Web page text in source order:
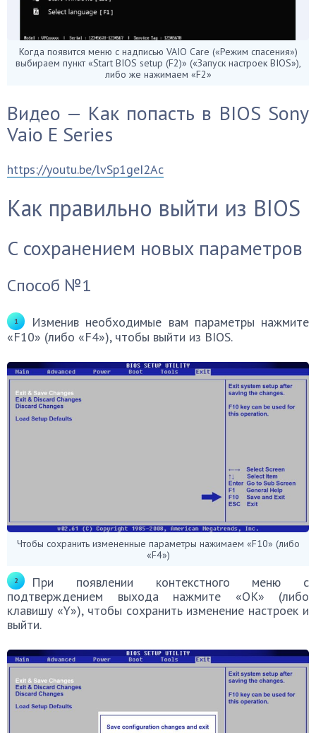
Когда появится меню с надписью VAIO Care («Режим спасения»)
выбираем пункт «Start BIOS setup (F2)» («Запуск настроек BIOS»),
либо же нажимаем «F2»
Видео — Как попасть в BIOS Sony
Vaio E Series
https://youtu.be/lvSp1geI2Ac
Как правильно выйти из BIOS
С сохранением новых параметров
Способ №1
Изменив необходимые вам параметры нажмите
«F10» (либо «F4»), чтобы выйти из BIOS.
Чтобы сохранить измененные параметры нажимаем «F10» (либо
«F4»)
При появлении контекстного меню с
подтверждением выхода нажмите «OK» (либо
клавишу «Y»), чтобы сохранить изменение настроек и
выйти.